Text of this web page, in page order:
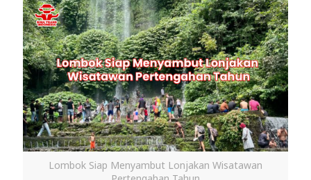
Lombok Siap Menyambut Lonjakan Wisatawan